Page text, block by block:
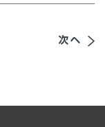
次へ